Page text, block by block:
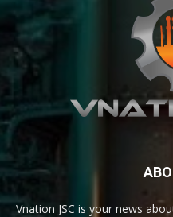
Vnation JSC is your news